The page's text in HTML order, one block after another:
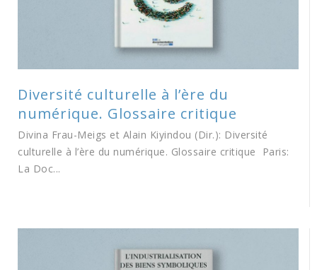
Diversité culturelle à l’ère du
numérique. Glossaire critique
Divina Frau-Meigs et Alain Kiyindou (Dir.): Diversité
culturelle à l’ère du numérique. Glossaire critique Paris:
La Doc...